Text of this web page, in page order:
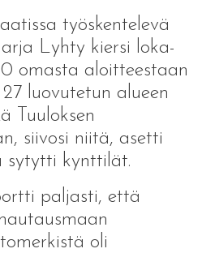
työskentelevä
Lyhty kiersi loka-
omasta aloitteestaan
luovutetun alueen
Tuuloksen
siivosi niitä, asetti
sytytti kynttilät.
paljasti, että
oli